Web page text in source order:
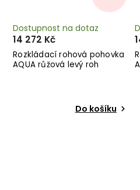
Rozkládací rohová pohovka
AQUA růžová levý roh
Dostupnost na dotaz
14 272 Kč
Do košíku